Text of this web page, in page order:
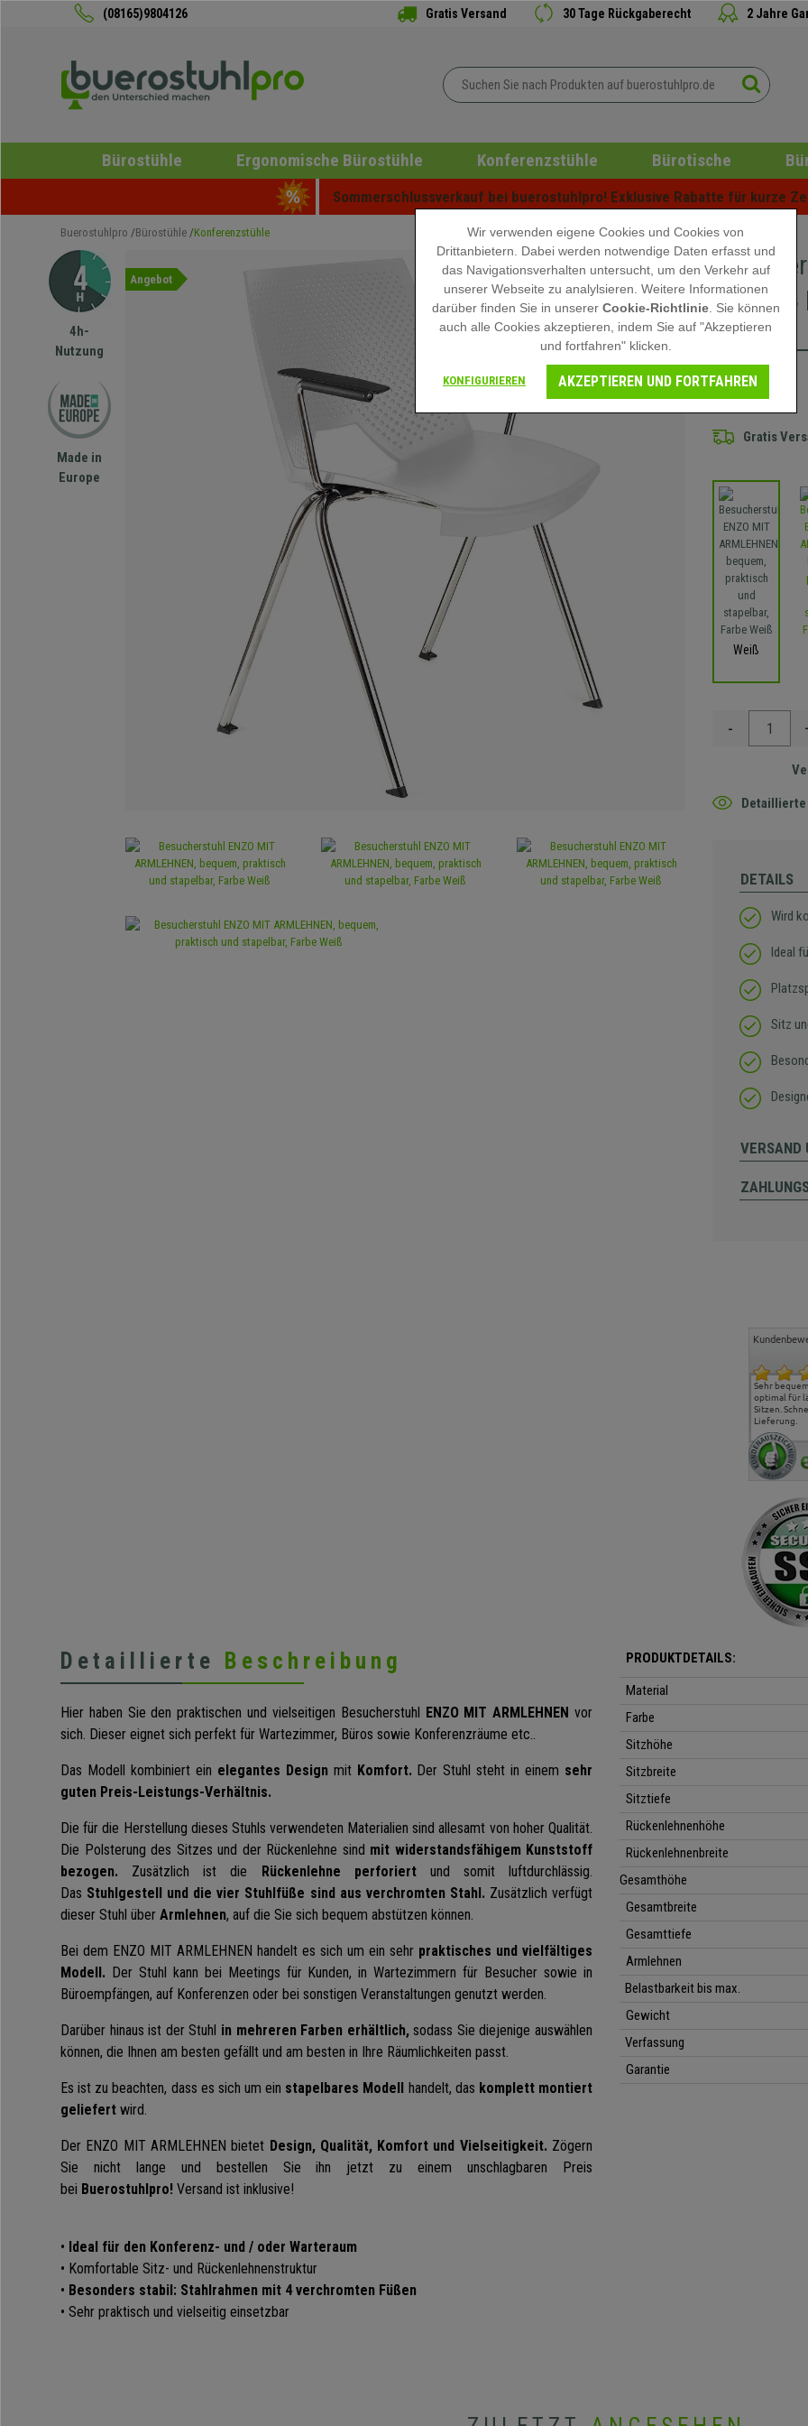
(08165)9804126 Gratis Versand 30 Tage Rückgaberecht 2 Jahre
Bürostühle Ergonomische Bürostühle Konferenzstühle Bürotische
Sommerschlussverkauf bei buerostuhlpro! Exklusive Rabatte für kurze
Buerostuhlpro Bürostühle Konferenzstühle
4h-
Nutzung
Made in
Europe
Angebot
Weiß
119,90 €
Gratis
Weiß
-
Detaillierte
DETAILS
Wird
Ideal
Sitz
VERSAND
Sehr
optimal für
Sitzen.
Lieferung.
Detaillierte Beschreibung
Hier haben Sie den praktischen und vielseitigen Besucherstuhl ENZO MIT ARMLEHNEN vor
sich. Dieser eignet sich perfekt für Wartezimmer, Büros sowie Konferenzräume etc..
Das Modell kombiniert ein elegantes Designmit Komfort. Der Stuhl steht in einem sehr
guten Preis-Leistungs-Verhältnis.
Die für die Herstellung dieses Stuhls verwendeten Materialien sind allesamt von hoher Qualität.
Die Polsterung des Sitzes und der Rückenlehne sind mit widerstandsfähigem Kunststoff
bezogen. Zusätzlich ist die Rückenlehne perforiertund somit luftdurchlässig.
Das Stuhlgestell und die vier Stuhlfüße sind aus verchromten Stahl. Zusätzlich verfügt
dieser Stuhl über Armlehnen, auf die Sie sich bequem abstützen können.
Bei dem ENZO MIT ARMLEHNEN handelt es sich um ein sehr praktisches und vielfältiges
Modell. Der Stuhl kann bei Meetings für Kunden, in Wartezimmern für Besucher sowie in
Büroempfängen, auf Konferenzen oder bei sonstigen Veranstaltungen genutzt werden.
Darüber hinaus ist der Stuhl in mehreren Farben erhältlich,sodass Sie diejenige auswählen
können, die Ihnen am besten gefällt und am besten in Ihre Räumlichkeiten passt.
Es ist zu beachten, dass es sich um ein stapelbares Modell handelt, das komplett montiert
geliefert wird.
Der ENZO MIT ARMLEHNEN bietet Design, Qualität, Komfort und Vielseitigkeit. Zögern
Sie nicht lange und bestellen Sie ihn jetzt zu einem unschlagbaren Preis
bei Buerostuhlpro! Versand ist inklusive!
• Ideal für den Konferenz- und / oder Warteraum
• Komfortable Sitz- und Rückenlehnenstruktur
• Besonders stabil: Stahlrahmen mit 4 verchromten Füßen
• Sehr praktisch und vielseitig einsetzbar
PRODUKTDETAILS:
Material
Farbe
Sitzhöhe
Sitzbreite
Sitztiefe
Rückenlehnenhöhe
Rückenlehnenbreite
Gesamthöhe
Gesamtbreite
Gesamttiefe
Armlehnen
Belastbarkeit bis max.
Gewicht
Verfassung
Garantie
Wir verwenden eigene Cookies und Cookies von
Drittanbietern. Dabei werden notwendige Daten erfasst und
das Navigationsverhalten untersucht, um den Verkehr auf
unserer Webseite zu analylsieren. Weitere Informationen
darüber finden Sie in unserer Cookie-Richtlinie. Sie können
auch alle Cookies akzeptieren, indem Sie auf "Akzeptieren
und fortfahren" klicken.
KONFIGURIEREN AKZEPTIEREN UND FORTFAHREN